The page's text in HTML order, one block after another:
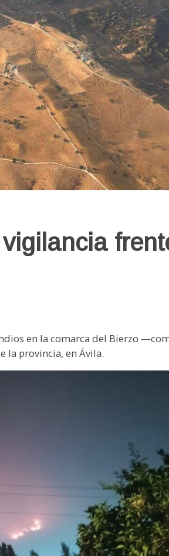
en la comarca del Bierzo
la provincia, en Ávila.